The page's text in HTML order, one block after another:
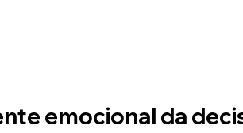
emocional da